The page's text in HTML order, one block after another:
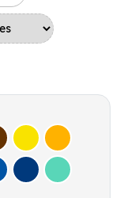
Marron Jaune ClairJaune
Bleu MoyenBleu FoncéBleu Vert